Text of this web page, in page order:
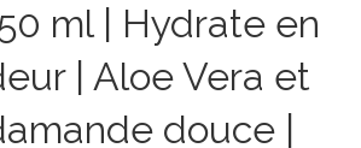
ml | Hydrate en
| Aloe Vera et
douce |